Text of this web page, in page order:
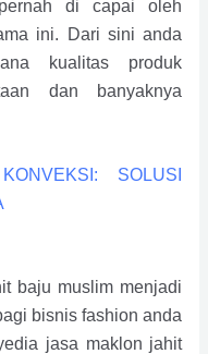
di capai oleh
ini. Dari sini anda
kualitas produk
dan banyaknya
SOLUSI
baju muslim menjadi
bisnis fashion anda
jasa maklon jahit